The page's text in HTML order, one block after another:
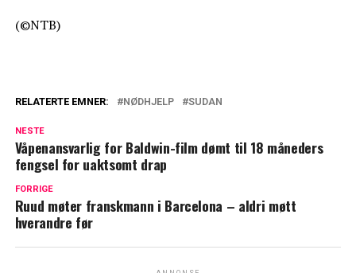
(©NTB)
RELATERTE EMNER: NØDHJELP SUDAN
NESTE
Våpenansvarlig for Baldwin-film dømt til 18 måneders
fengsel for uaktsomt drap
FORRIGE
Ruud møter franskmann i Barcelona – aldri møtt
hverandre før